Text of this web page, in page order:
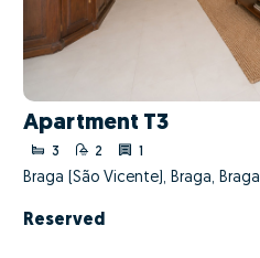
Apartment T3
3 2 1
Braga (São Vicente), Braga, Braga
Reserved